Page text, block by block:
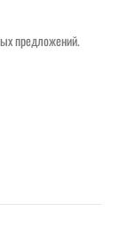
предложений.